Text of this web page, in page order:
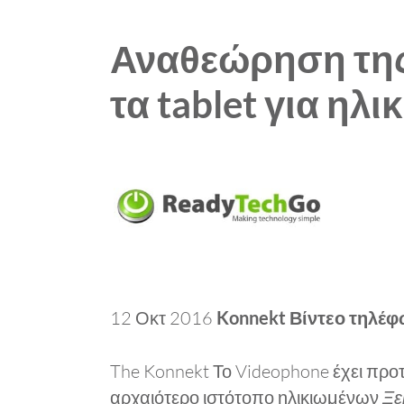
Αναθεώρηση
τα tablet για
12 Οκτ 2016 Konnekt Βίντεο
The Konnekt Το Videophone έχει
αρχαιότερο ιστότοπο ηλικιωμένων